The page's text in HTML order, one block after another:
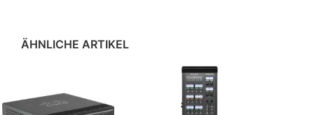
ÄHNLICHE ARTIKEL